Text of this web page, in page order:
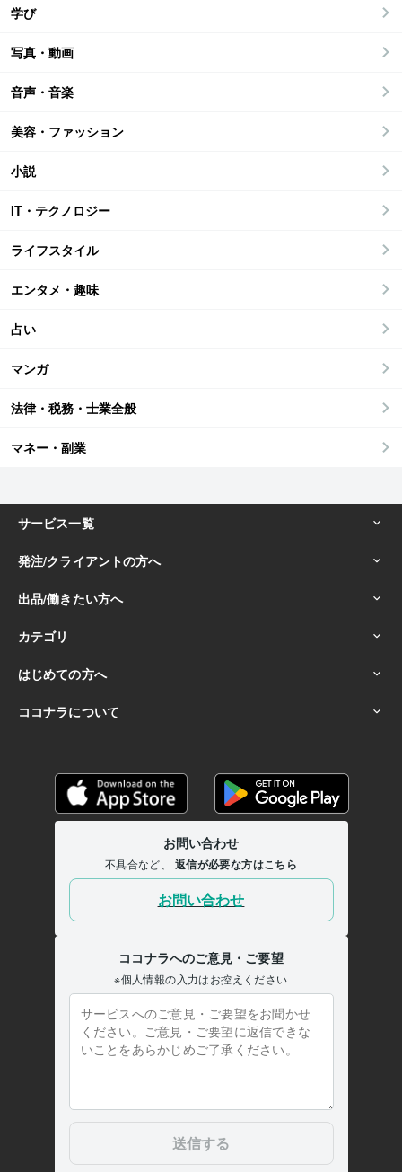
学び
写真・動画
音声・音楽
美容・ファッション
小説
IT・テクノロジー
ライフスタイル
エンタメ・趣味
占い
マンガ
法律・税務・士業全般
マネー・副業